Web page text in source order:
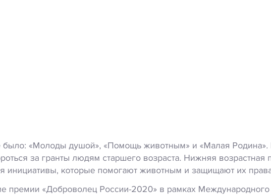
было: «Молоды душой», «Помощь животным» и «Малая
за гранты людям старшего возраста. Нижняя возрастная
инициативы, которые помогают животным и защищают их
премии «Доброволец России-2020» в рамках